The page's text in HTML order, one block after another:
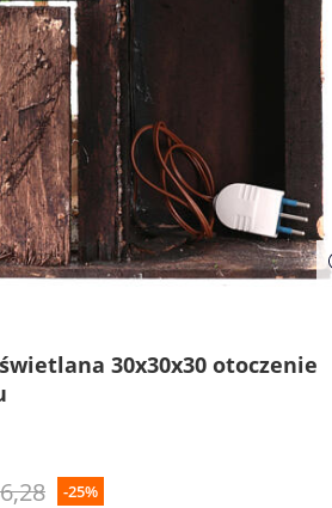
30x30x30 otoczenie
-25%